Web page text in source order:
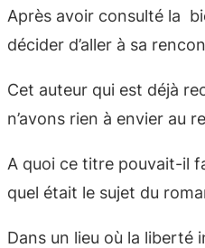
Après avoir consulté la
décider d’aller à sa
Cet auteur qui est déjà
n’avons rien à envier au
A quoi ce titre pouvait-il
quel était le sujet du
Dans un lieu où la liberté